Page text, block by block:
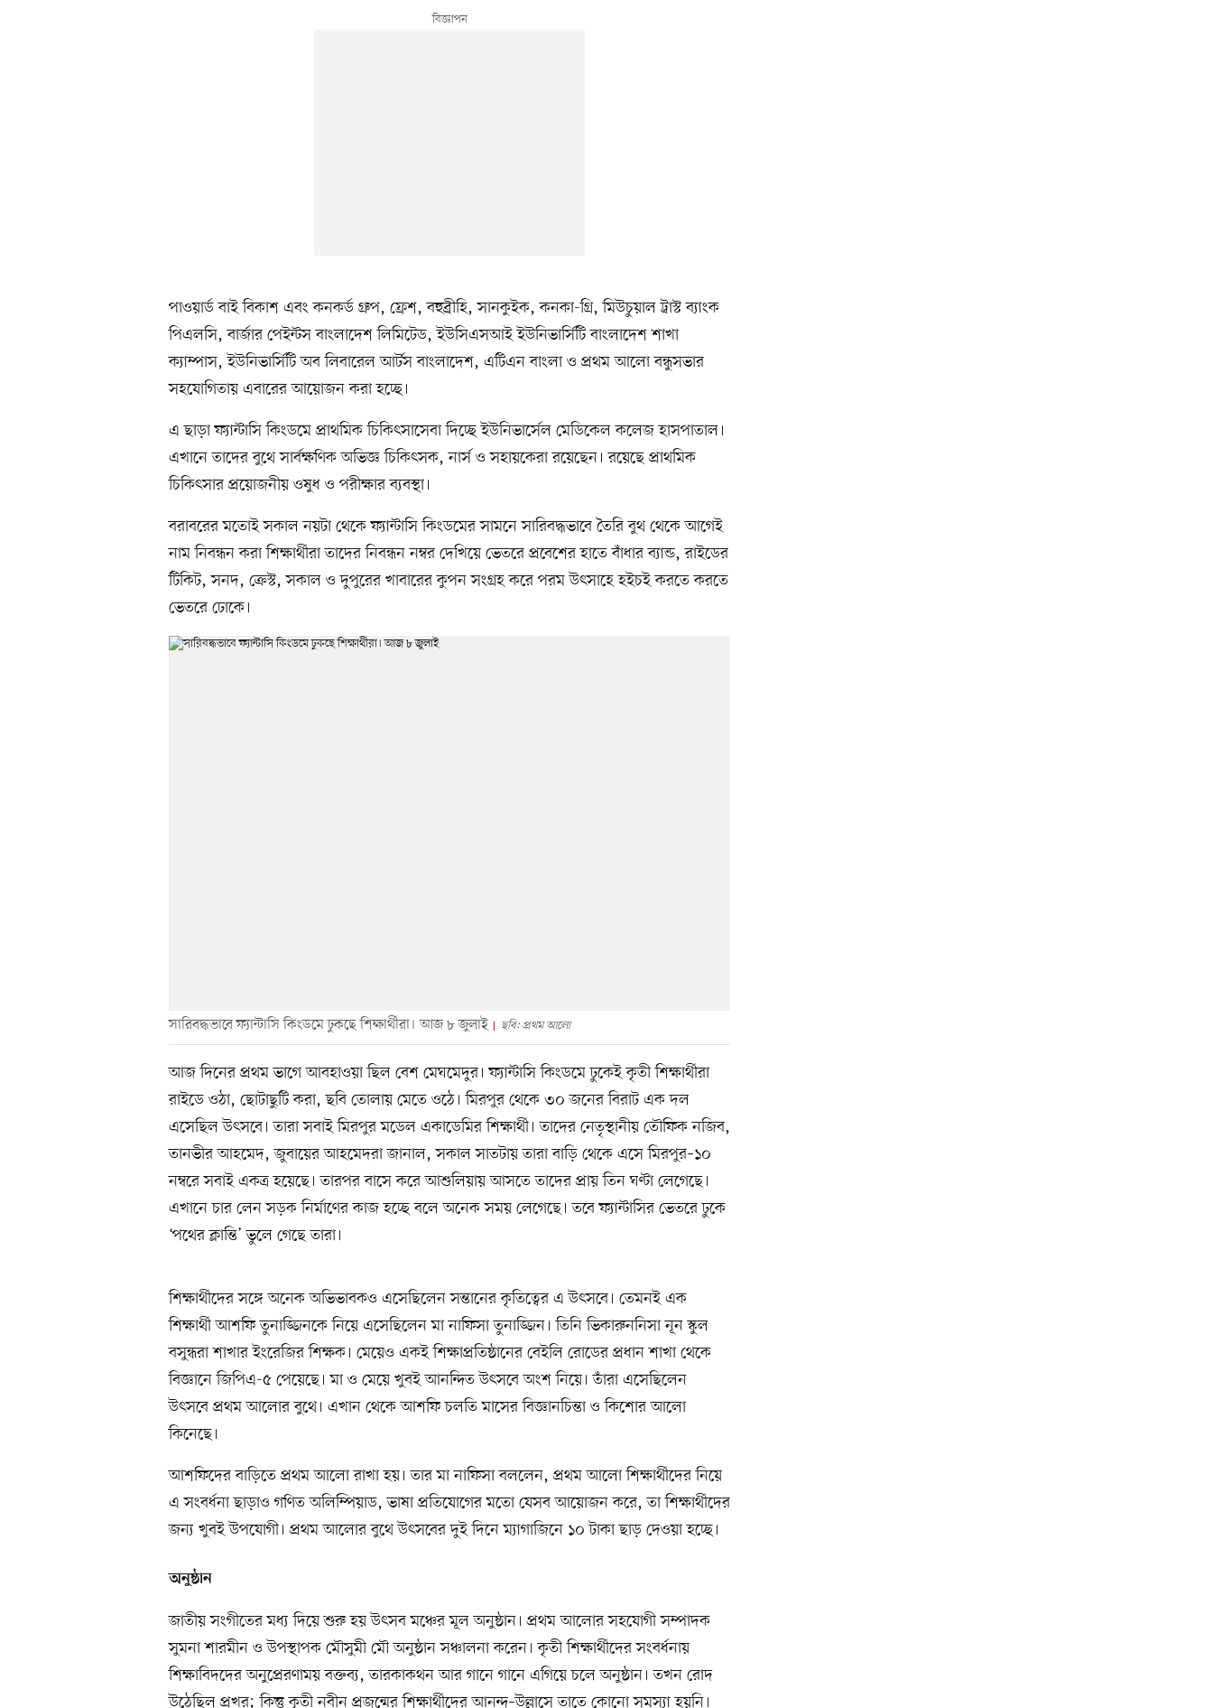
পাওয়ার্ড বাই বিকাশ এবং কনকর্ড গ্রুপ, ফ্রেশ, বহুব্রীহি, সানকুইক, কনকা-গ্রি, মিউচুয়াল ট্রাস্ট ব্যাংক
পিএলসি, বার্জার পেইন্টস বাংলাদেশ লিমিটেড, ইউসিএসআই ইউনিভার্সিটি বাংলাদেশ শাখা
ক্যাম্পাস, ইউনিভার্সিটি অব লিবারেল আর্টস বাংলাদেশ, এটিএন বাংলা ও প্রথম আলো বন্ধুসভার
সহযোগিতায় এবারের আয়োজন করা হচ্ছে।
এ ছাড়া ফ্যান্টাসি কিংডমে প্রাথমিক চিকিৎসাসেবা দিচ্ছে ইউনিভার্সেল মেডিকেল কলেজ হাসপাতাল।
এখানে তাদের বুথে সার্বক্ষণিক অভিজ্ঞ চিকিৎসক, নার্স ও সহায়কেরা রয়েছেন। রয়েছে প্রাথমিক
চিকিৎসার প্রয়োজনীয় ওষুধ ও পরীক্ষার ব্যবস্থা।
বরাবরের মতোই সকাল নয়টা থেকে ফ্যান্টাসি কিংডমের সামনে সারিবদ্ধভাবে তৈরি বুথ থেকে আগেই
নাম নিবন্ধন করা শিক্ষার্থীরা তাদের নিবন্ধন নম্বর দেখিয়ে ভেতরে প্রবেশের হাতে বাঁধার ব্যান্ড, রাইডের
টিকিট, সনদ, ক্রেস্ট, সকাল ও দুপুরের খাবারের কুপন সংগ্রহ করে পরম উৎসাহে হইচই করতে করতে
ভেতরে ঢোকে।
সারিবদ্ধভাবে ফ্যান্টাসি কিংডমে ঢুকছে শিক্ষার্থীরা। আজ ৮ জুলাই ছবি: প্রথম আলো
আজ দিনের প্রথম ভাগে আবহাওয়া ছিল বেশ মেঘমেদুর। ফ্যান্টাসি কিংডমে ঢুকেই কৃতী শিক্ষার্থীরা
রাইডে ওঠা, ছোটাছুটি করা, ছবি তোলায় মেতে ওঠে। মিরপুর থেকে ৩০ জনের বিরাট এক দল
এসেছিল উৎসবে। তারা সবাই মিরপুর মডেল একাডেমির শিক্ষার্থী। তাদের নেতৃস্থানীয় তৌফিক নজিব,
তানভীর আহমেদ, জুবায়ের আহমেদরা জানাল, সকাল সাতটায় তারা বাড়ি থেকে এসে মিরপুর–১০
নম্বরে সবাই একত্র হয়েছে। তারপর বাসে করে আশুলিয়ায় আসতে তাদের প্রায় তিন ঘণ্টা লেগেছে।
এখানে চার লেন সড়ক নির্মাণের কাজ হচ্ছে বলে অনেক সময় লেগেছে। তবে ফ্যান্টাসির ভেতরে ঢুকে
‘পথের ক্লান্তি’ ভুলে গেছে তারা।
শিক্ষার্থীদের সঙ্গে অনেক অভিভাবকও এসেছিলেন সন্তানের কৃতিত্বের এ উৎসবে। তেমনই এক
শিক্ষার্থী আশফি তুনাজ্জিনকে নিয়ে এসেছিলেন মা নাফিসা তুনাজ্জিন। তিনি ভিকারুননিসা নূন স্কুল
বসুন্ধরা শাখার ইংরেজির শিক্ষক। মেয়েও একই শিক্ষাপ্রতিষ্ঠানের বেইলি রোডের প্রধান শাখা থেকে
বিজ্ঞানে জিপিএ-৫ পেয়েছে। মা ও মেয়ে খুবই আনন্দিত উৎসবে অংশ নিয়ে। তাঁরা এসেছিলেন
উৎসবে প্রথম আলোর বুথে। এখান থেকে আশফি চলতি মাসের বিজ্ঞানচিন্তা ও কিশোর আলো
কিনেছে।
আশফিদের বাড়িতে প্রথম আলো রাখা হয়। তার মা নাফিসা বললেন, প্রথম আলো শিক্ষার্থীদের নিয়ে
এ সংবর্ধনা ছাড়াও গণিত অলিম্পিয়াড, ভাষা প্রতিযোগের মতো যেসব আয়োজন করে, তা শিক্ষার্থীদের
জন্য খুবই উপযোগী। প্রথম আলোর বুথে উৎসবের দুই দিনে ম্যাগাজিনে ১০ টাকা ছাড় দেওয়া হচ্ছে।
অনুষ্ঠান
জাতীয় সংগীতের মধ্য দিয়ে শুরু হয় উৎসব মঞ্চের মূল অনুষ্ঠান। প্রথম আলোর সহযোগী সম্পাদক
সুমনা শারমীন ও উপস্থাপক মৌসুমী মৌ অনুষ্ঠান সঞ্চালনা করেন। কৃতী শিক্ষার্থীদের সংবর্ধনায়
শিক্ষাবিদদের অনুপ্রেরণাময় বক্তব্য, তারকাকথন আর গানে গানে এগিয়ে চলে অনুষ্ঠান। তখন রোদ
উঠেছিল প্রখর; কিন্তু কৃতী নবীন প্রজন্মের শিক্ষার্থীদের আনন্দ–উল্লাসে তাতে কোনো সমস্যা হয়নি।